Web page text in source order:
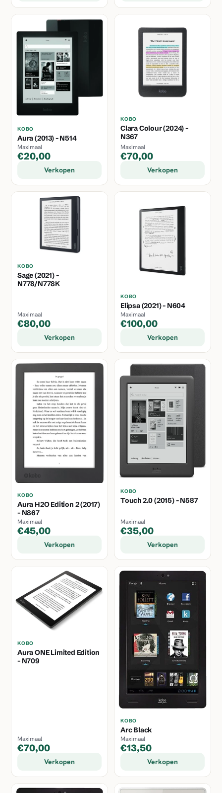
KOBO
Aura (2013) - N514
Maximaal
€20,00
Verkopen
KOBO
Clara Colour (2024) -
N367
Maximaal
€70,00
Verkopen
KOBO
Sage (2021) -
N778/N778K
Maximaal
€80,00
Verkopen
KOBO
Elipsa (2021) - N604
Maximaal
€100,00
Verkopen
KOBO
Aura H2O Edition 2 (2017)
- N867
Maximaal
€45,00
Verkopen
KOBO
Touch 2.0 (2015) - N587
Maximaal
€35,00
Verkopen
KOBO
Aura ONE Limited Edition
- N709
Maximaal
€70,00
Verkopen
KOBO
Arc Black
Maximaal
€13,50
Verkopen